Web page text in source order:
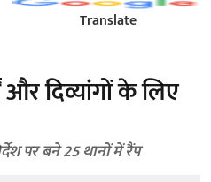
Translate
दिव्यांगों के लिए
पर बने 25 थानों में रैंप